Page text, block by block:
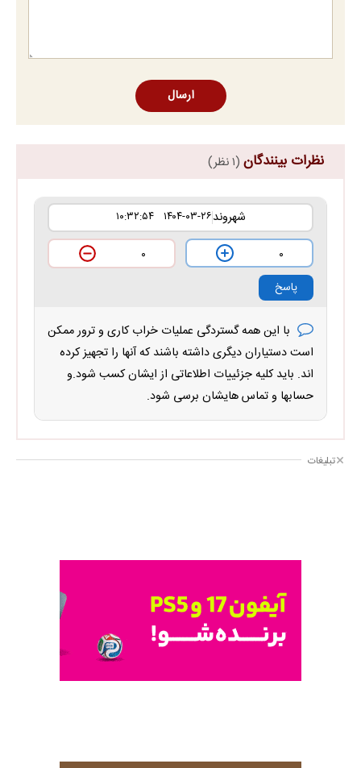
ارسال
نظرات بینندگان (۱ نظر)
شهروند۱۴۰۴-۰۳-۲۶ ۱۰:۳۲:۵۴
۰
۰
پاسخ
با این همه گستردگی عملیات خراب کاری و ترور ممکن
است دستیاران دیگری داشته باشند که آنها را تجهیز کرده
اند. باید کلیه جزئییات اطلاعاتی از ایشان کسب شود.و
حسابها و تماس هایشان برسی شود.
تبلیغات